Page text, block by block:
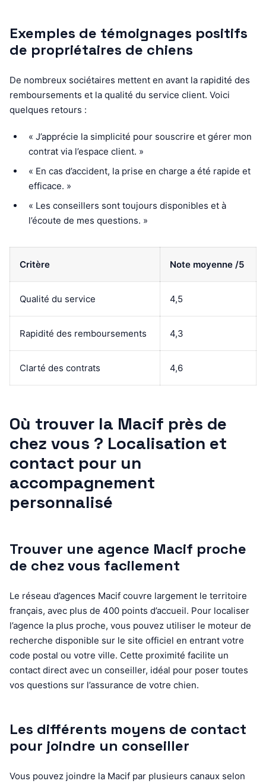
Exemples de témoignages positifs
de propriétaires de chiens
De nombreux sociétaires mettent en avant la rapidité des
remboursements et la qualité du service client. Voici
quelques retours :
« J’apprécie la simplicité pour souscrire et gérer mon
contrat via l’espace client. »
« En cas d’accident, la prise en charge a été rapide et
efficace. »
« Les conseillers sont toujours disponibles et à
l’écoute de mes questions. »
Critère Note moyenne /5
Qualité du service 4,5
Rapidité des remboursements 4,3
Clarté des contrats 4,6
Où trouver la Macif près de
chez vous ? Localisation et
contact pour un
accompagnement
personnalisé
Trouver une agence Macif proche
de chez vous facilement
Le réseau d’agences Macif couvre largement le territoire
français, avec plus de 400 points d’accueil. Pour localiser
l’agence la plus proche, vous pouvez utiliser le moteur de
recherche disponible sur le site officiel en entrant votre
code postal ou votre ville. Cette proximité facilite un
contact direct avec un conseiller, idéal pour poser toutes
vos questions sur l’assurance de votre chien.
Les différents moyens de contact
pour joindre un conseiller
Vous pouvez joindre la Macif par plusieurs canaux selon